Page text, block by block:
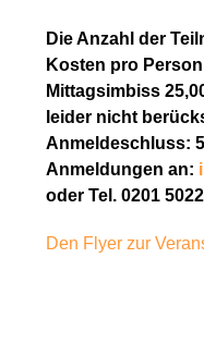
Die Anzahl der
Kosten pro
Mittagsimbiss
leider nicht
Anmeldeschluss:
Anmeldungen an:
oder Tel. 0201
Den Flyer zur